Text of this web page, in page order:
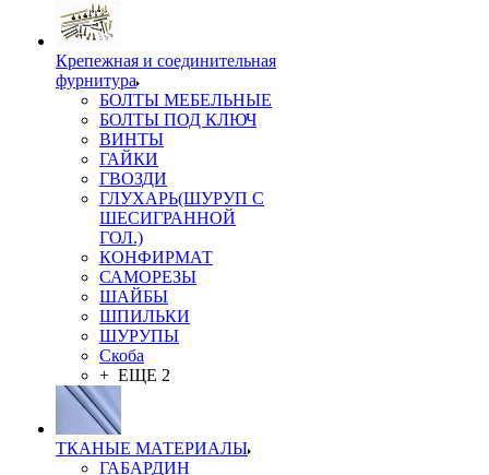
Крепежная и соединительная
фурнитура
БОЛТЫ МЕБЕЛЬНЫЕ
БОЛТЫ ПОД КЛЮЧ
ВИНТЫ
ГАЙКИ
ГВОЗДИ
ГЛУХАРЬ(ШУРУП С
ШЕСИГРАННОЙ
ГОЛ.)
КОНФИРМАТ
САМОРЕЗЫ
ШАЙБЫ
ШПИЛЬКИ
ШУРУПЫ
Скоба
+ ЕЩЕ 2
ТКАНЫЕ МАТЕРИАЛЫ
ГАБАРДИН